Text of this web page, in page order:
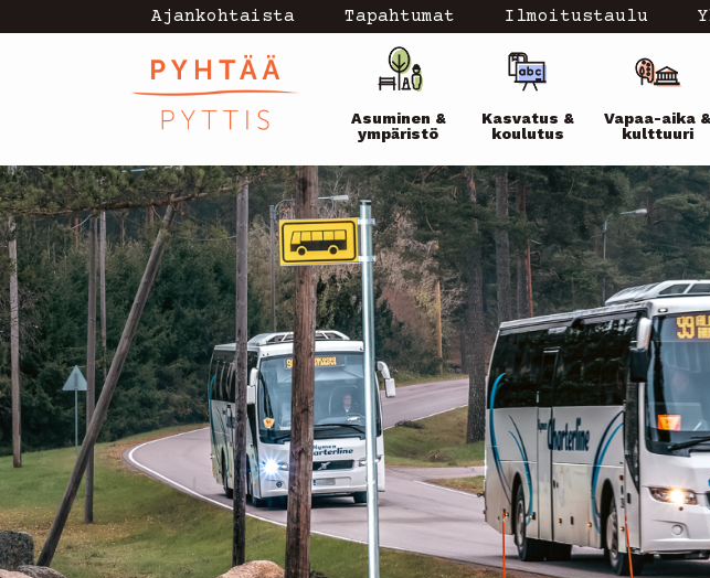
pääsisältöön
Topmenu
-
current
Ajankohtaista Tapahtumat Ilmoitustaulu
Päävalikko
Asuminen &
ympäristö
Kasvatus &
koulutus
Vapaa-aika &
kulttuuri